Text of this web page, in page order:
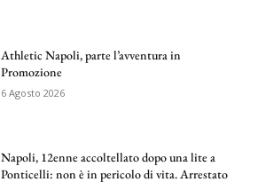
Athletic Napoli, parte l’avventura in
Promozione
6 Agosto 2026
Napoli, 12enne accoltellato dopo una lite a
Ponticelli: non è in pericolo di vita. Arrestato